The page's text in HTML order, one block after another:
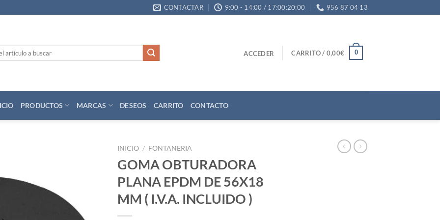
CONTACTAR 9:00 - 14:00 / 17:00:20:00 956 87 04 13
ACCEDER CARRITO / 0,00€ 0
PRODUCTOS MARCAS DESEOS CARRITO CONTACTO
deseos
INICIO / FONTANERIA
GOMA OBTURADORA
PLANA EPDM DE 56X18
MM ( I.V.A. INCLUIDO )